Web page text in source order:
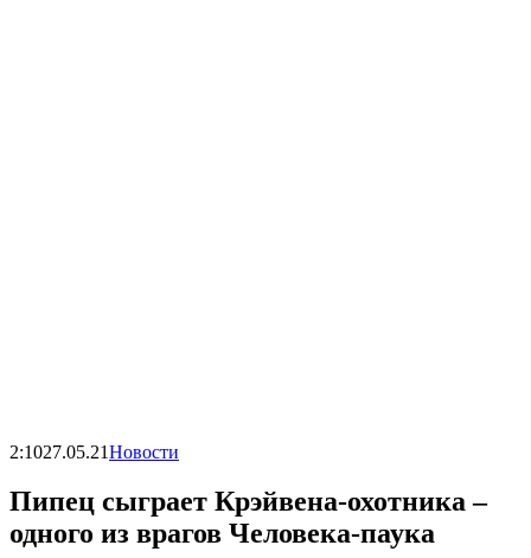
2:1027.05.21Новости
Пипец сыграет Крэйвена-охотника –
одного из врагов Человека-паука